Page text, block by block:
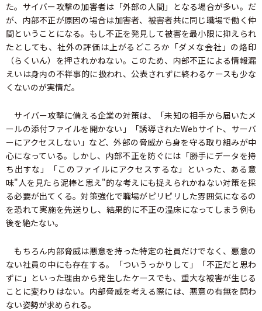
た。サイバー攻撃の加害者は「外部の人間」となる場合が多い。だ
が、内部不正が原因の場合は加害者、被害者共に同じ職場で働く仲
間ということになる。もし不正を発見して被害を最小限に抑えられ
たとしても、社外の評価は上がるどころか「ダメな会社」の烙印
（らくいん）を押されかねない。このため、内部不正による情報漏
えいは身内の不祥事的に扱われ、公表されずに終わるケースも少な
くないのが実情だ。
サイバー攻撃に備える企業の対策は、「未知の相手から届いたメ
ールの添付ファイルを開かない」「誘導されたWebサイト、サーバ
ーにアクセスしない」など、外部の脅威から身を守る取り組みが中
心になっている。しかし、内部不正を防ぐには「勝手にデータを持
ち出すな」「このファイルにアクセスするな」といった、ある意
味"人を見たら泥棒と思え"的な考えにも捉えられかねない対策を採
る必要が出てくる。対策強化で職場がピリピリした雰囲気になるの
を恐れて実施を先送りし、結果的に不正の温床になってしまう例も
後を絶たない。
もちろん内部脅威は悪意を持った特定の社員だけでなく、悪意の
ない社員の中にも存在する。「ついうっかりして」「不正だと思わ
ずに」といった理由から発生したケースでも、重大な被害が生じる
ことに変わりはない。内部脅威を考える際には、悪意の有無を問わ
ない姿勢が求められる。